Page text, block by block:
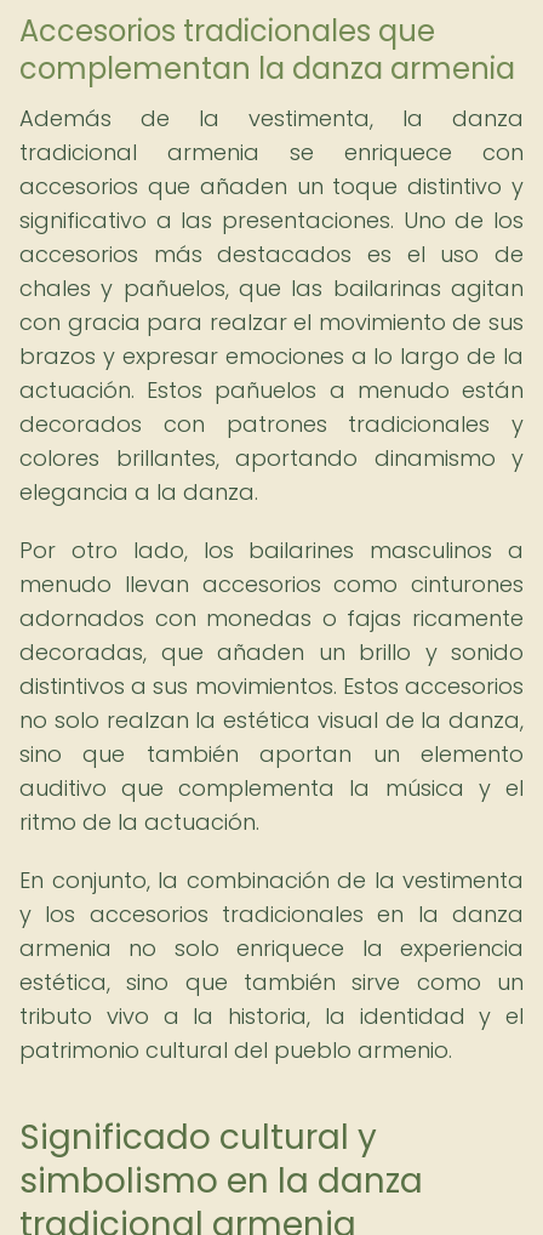
Accesorios tradicionales que
complementan la danza armenia
Además de la vestimenta, la danza
tradicional armenia se enriquece con
accesorios que añaden un toque distintivo y
significativo a las presentaciones. Uno de los
accesorios más destacados es el uso de
chales y pañuelos, que las bailarinas agitan
con gracia para realzar el movimiento de sus
brazos y expresar emociones a lo largo de la
actuación. Estos pañuelos a menudo están
decorados con patrones tradicionales y
colores brillantes, aportando dinamismo y
elegancia a la danza.
Por otro lado, los bailarines masculinos a
menudo llevan accesorios como cinturones
adornados con monedas o fajas ricamente
decoradas, que añaden un brillo y sonido
distintivos a sus movimientos. Estos accesorios
no solo realzan la estética visual de la danza,
sino que también aportan un elemento
auditivo que complementa la música y el
ritmo de la actuación.
En conjunto, la combinación de la vestimenta
y los accesorios tradicionales en la danza
armenia no solo enriquece la experiencia
estética, sino que también sirve como un
tributo vivo a la historia, la identidad y el
patrimonio cultural del pueblo armenio.
Significado cultural y
simbolismo en la danza
tradicional armenia